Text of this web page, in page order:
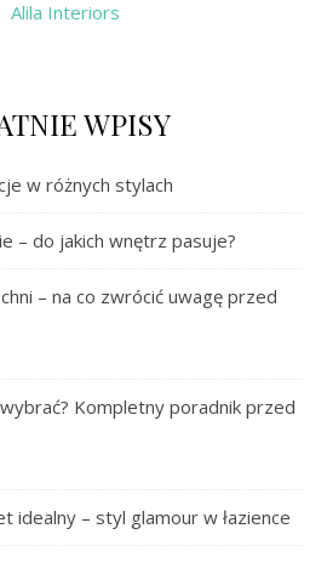
WPISY
w różnych stylach
– do jakich wnętrz pasuje?
– na co zwrócić uwagę przed
wybrać? Kompletny poradnik przed
idealny – styl glamour w łazience